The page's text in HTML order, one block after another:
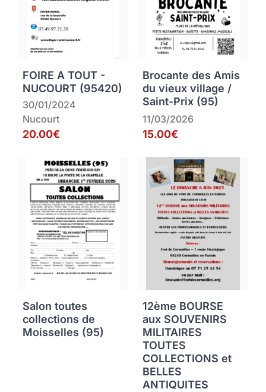
FOIRE A TOUT -
NUCOURT (95420)
30/01/2024
Nucourt
20.00€
Brocante des Amis
du vieux village /
Saint-Prix (95)
11/03/2026
15.00€
Salon toutes
collections de
Moisselles (95)
12ème BOURSE
aux SOUVENIRS
MILITAIRES
TOUTES
COLLECTIONS et
BELLES
ANTIQUITES